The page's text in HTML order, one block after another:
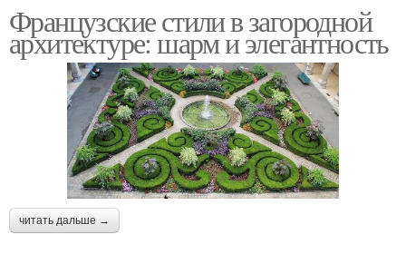
Французские стили в загородной
архитектуре: шарм и элегантность
читать дальше →